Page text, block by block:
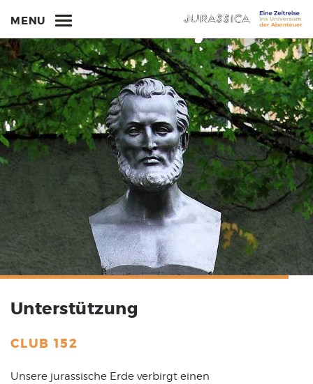
MENU
Unterstützung
CLUB 152
Unsere jurassische Erde verbirgt einen